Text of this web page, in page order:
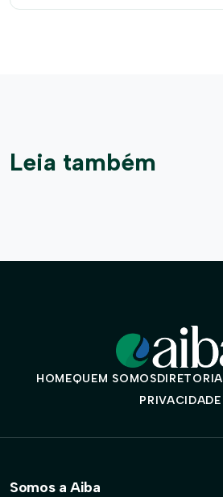
Leia também
HOMEQUEM SOMOSDIRETORIA
PRIVACIDADE
Somos a Aiba